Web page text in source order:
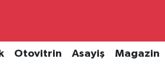
Otovitrin Asayiş Magazin